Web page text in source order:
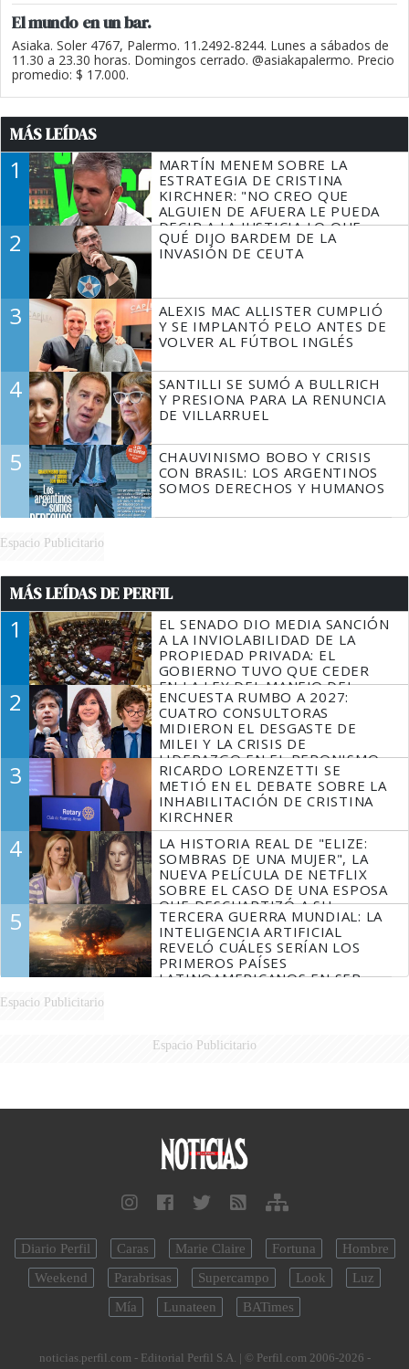
El mundo en un bar.
Asiaka. Soler 4767, Palermo. 11.2492-8244. Lunes a sábados de
11.30 a 23.30 horas. Domingos cerrado. @asiakapalermo. Precio
promedio: $ 17.000.
MÁS LEÍDAS
1
MARTÍN MENEM SOBRE LA
ESTRATEGIA DE CRISTINA
KIRCHNER: "NO CREO QUE
ALGUIEN DE AFUERA LE PUEDA
DECIR A LA JUSTICIA LO QUE
TIENE QUE HACER"
2
QUÉ DIJO BARDEM DE LA
INVASIÓN DE CEUTA
3
ALEXIS MAC ALLISTER CUMPLIÓ
Y SE IMPLANTÓ PELO ANTES DE
VOLVER AL FÚTBOL INGLÉS
4
SANTILLI SE SUMÓ A BULLRICH
Y PRESIONA PARA LA RENUNCIA
DE VILLARRUEL
5
CHAUVINISMO BOBO Y CRISIS
CON BRASIL: LOS ARGENTINOS
SOMOS DERECHOS Y HUMANOS
Espacio Publicitario
MÁS LEÍDAS DE PERFIL
1
EL SENADO DIO MEDIA SANCIÓN
A LA INVIOLABILIDAD DE LA
PROPIEDAD PRIVADA: EL
GOBIERNO TUVO QUE CEDER
EN LA LEY DEL MANEJO DEL
FUEGO
2
ENCUESTA RUMBO A 2027:
CUATRO CONSULTORAS
MIDIERON EL DESGASTE DE
MILEI Y LA CRISIS DE
LIDERAZGO EN EL PERONISMO
3
RICARDO LORENZETTI SE
METIÓ EN EL DEBATE SOBRE LA
INHABILITACIÓN DE CRISTINA
KIRCHNER
4
LA HISTORIA REAL DE "ELIZE:
SOMBRAS DE UNA MUJER", LA
NUEVA PELÍCULA DE NETFLIX
SOBRE EL CASO DE UNA ESPOSA
QUE DESCUARTIZÓ A SU
MARIDO
5
TERCERA GUERRA MUNDIAL: LA
INTELIGENCIA ARTIFICIAL
REVELÓ CUÁLES SERÍAN LOS
PRIMEROS PAÍSES
LATINOAMERICANOS EN SER
Espacio Publicitario
Espacio Publicitario
Diario Perfil Caras Marie Claire Fortuna
Hombre
Weekend
Parabrisas Supercampo Look
Luz
Mía
Lunateen BATimes
noticias.perfil.com - Editorial Perfil S.A. | © Perfil.com 2006-2026 -